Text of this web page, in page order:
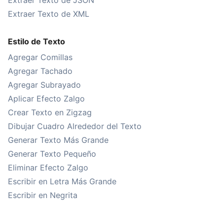
Extraer Texto de XML
Estilo de Texto
Agregar Comillas
Agregar Tachado
Agregar Subrayado
Aplicar Efecto Zalgo
Crear Texto en Zigzag
Dibujar Cuadro Alrededor del Texto
Generar Texto Más Grande
Generar Texto Pequeño
Eliminar Efecto Zalgo
Escribir en Letra Más Grande
Escribir en Negrita